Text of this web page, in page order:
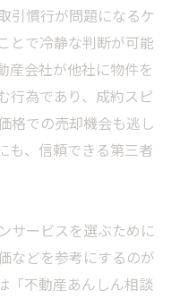
引慣行が問題になるケ
とで冷静な判断が可能
産会社が他社に物件を
行為であり、成約スピ
格での売却機会も逃し
も、信頼できる第三者
サービスを選ぶために
などを参考にするのが
「不動産あんしん相談